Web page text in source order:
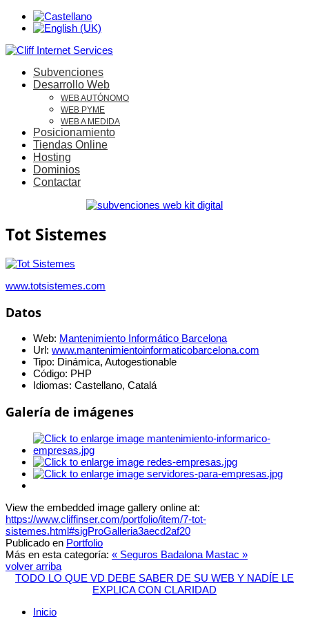
Subvenciones
Desarrollo Web
WEB AUTÓNOMO
WEB PYME
WEB A MEDIDA
Posicionamiento
Tiendas Online
Hosting
Dominios
Contactar
Tot Sistemes
www.totsistemes.com
Datos
Web: Mantenimiento Informático Barcelona
Url: www.mantenimientoinformaticobarcelona.com
Tipo: Dinámica, Autogestionable
Código: PHP
Idiomas: Castellano, Catalá
Galería de imágenes
View the embedded image gallery online at:
https://www.cliffinser.com/portfolio/item/7-tot-
sistemes.html#sigProGalleria3aecd2af20
Publicado en Portfolio
Más en esta categoría: « Seguros Badalona Mastac »
volver arriba
TODO LO QUE VD DEBE SABER DE SU WEB Y NADÍE LE
EXPLICA CON CLARIDAD
Inicio